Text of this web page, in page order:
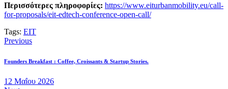
Περισσότερες πληροφορίες: https://www.eiturbanmobility.eu/call-
for-proposals/eit-edtech-conference-open-call/
Tags: EIT
Πλοήγηση
άρθρων
Previous
Founders Breakfast : Coffee, Croissants & Startup Stories.
12 Μαΐου 2026